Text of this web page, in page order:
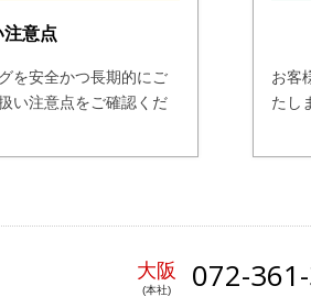
意点
を安全かつ長期的にご
い注意点をご確認くだ
お客
たし
大阪 072-